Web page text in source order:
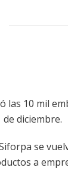
las 10 mil
diciembre.
se
a